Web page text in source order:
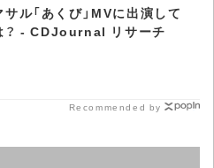
ル「あくび」MVに出演して
？ - CDJournal リサーチ
Recommended by